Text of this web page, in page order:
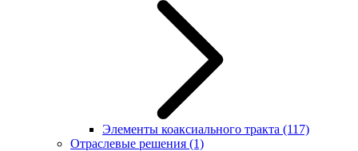
Элементы коаксиального тракта (117)
Отраслевые решения (1)